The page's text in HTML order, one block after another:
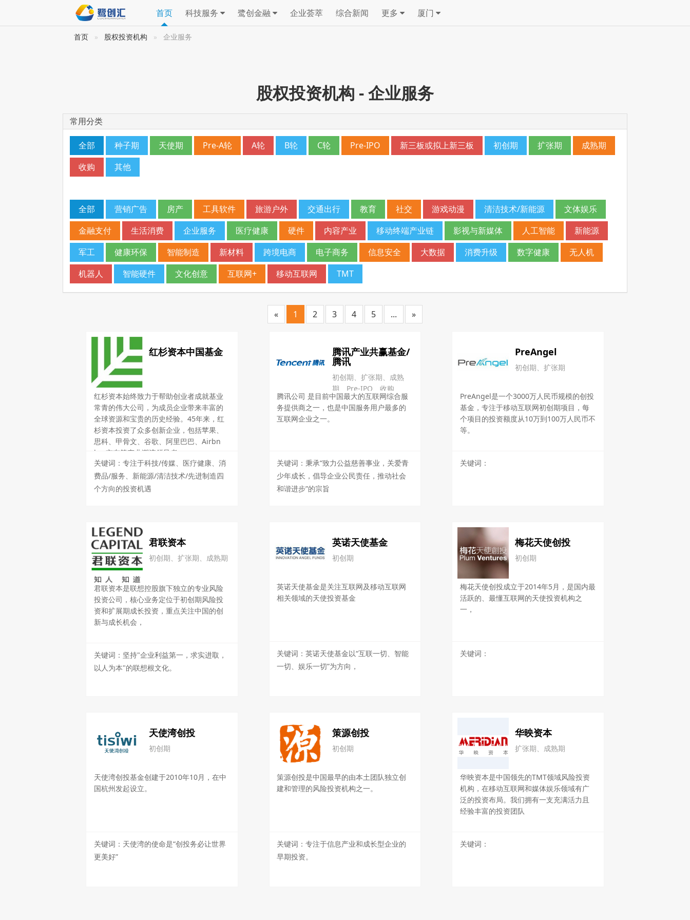
首页 科技服务 鹭创金融 企业荟萃 综合新闻 更多 厦门
首页 股权投资机构 企业服务
股权投资机构 - 企业服务
常用分类
全部 种子期 天使期 Pre-A轮 A轮 B轮 C轮 Pre-IPO 新三板或拟上新三板 初创期 扩张期
成熟期
收购
其他
全部 营销广告 房产 工具软件 旅游户外 交通出行 教育 社交 游戏动漫 清洁技术/新能源
文体娱乐
金融支付
生活消费 企业服务 医疗健康 硬件 内容产业 移动终端产业链 影视与新媒体 人工智能
新能源
军工
健康环保 智能制造 新材料 跨境电商 电子商务 信息安全 大数据 消费升级 数字健康
无人机
机器人
智能硬件 文化创意 互联网+ 移动互联网 TMT
« 1 2 3 4 5 ... »
红杉资本中国基金
红杉资本始终致力于帮助创业者成就基业
常青的伟大公司，为成员企业带来丰富的
全球资源和宝贵的历史经验。45年来，红
杉资本投资了众多创新企业，包括苹果、
思科、甲骨文、谷歌、阿里巴巴、Airbn
b、京东等产业潮流领导者。
关键词：专注于科技/传媒、医疗健康、消
费品/服务、新能源/清洁技术/先进制造四
个方向的投资机遇
腾讯产业共赢基金/
腾讯
初创期、扩张期、成熟
期、Pre-IPO、收购
腾讯公司 是目前中国最大的互联网综合服
务提供商之一，也是中国服务用户最多的
互联网企业之一。
关键词：秉承“致力公益慈善事业，关爱青
少年成长，倡导企业公民责任，推动社会
和谐进步”的宗旨
PreAngel
初创期、扩张期
PreAngel是一个3000万人民币规模的创投
基金，专注于移动互联网初创期项目，每
个项目的投资额度从10万到100万人民币不
等。
关键词：
君联资本
初创期、扩张期、成熟期
君联资本是联想控股旗下独立的专业风险
投资公司，核心业务定位于初创期风险投
资和扩展期成长投资，重点关注中国的创
新与成长机会，
关键词：坚持"企业利益第一，求实进取，
以人为本"的联想根文化。
英诺天使基金
初创期
英诺天使基金是关注互联网及移动互联网
相关领域的天使投资基金
关键词：英诺天使基金以“互联一切、智能
一切、娱乐一切”为方向，
梅花天使创投
初创期
梅花天使创投成立于2014年5月，是国内最
活跃的、最懂互联网的天使投资机构之
一，
关键词：
天使湾创投
初创期
天使湾创投基金创建于2010年10月，在中
国杭州发起设立。
关键词：天使湾的使命是“创投务必让世界
更美好”
策源创投
初创期
策源创投是中国最早的由本土团队独立创
建和管理的风险投资机构之一。
关键词：专注于信息产业和成长型企业的
早期投资。
华映资本
扩张期、成熟期
华映资本是中国领先的TMT领域风险投资
机构，在移动互联网和媒体娱乐领域有广
泛的投资布局。我们拥有一支充满活力且
经验丰富的投资团队
关键词：